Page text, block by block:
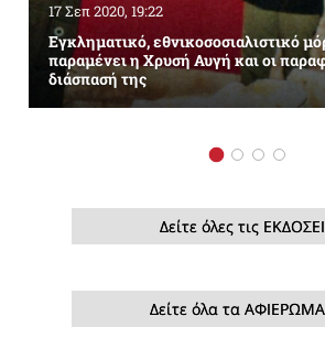
17 Σεπ 2020, 19:22
Εγκληματικό, εθνικοσοσιαλιστικό
παραμένει η Χρυσή Αυγή και οι
διάσπασή της
Δείτε όλες τις
Δείτε όλα τα